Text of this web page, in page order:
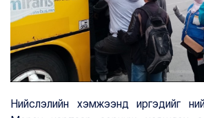
Нийслэлийн хэмжээнд иргэдийг